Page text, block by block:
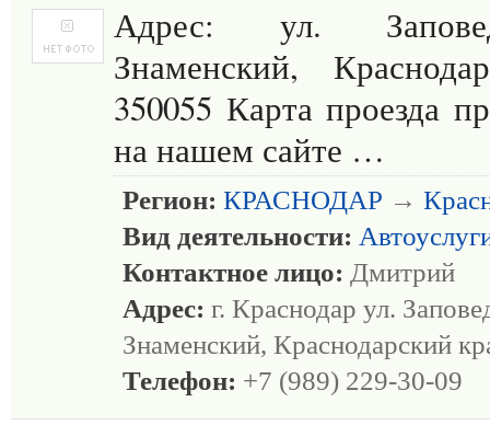
Адрес: ул.
Знаменский,
350055 Карта проезда
на нашем сайте …
Регион: КРАСНОДАР →
Вид деятельности:
Контактное лицо: Дмитрий
Адрес: г. Краснодар ул.
Знаменский, Краснодарский
Телефон: +7 (989) 229-30-09